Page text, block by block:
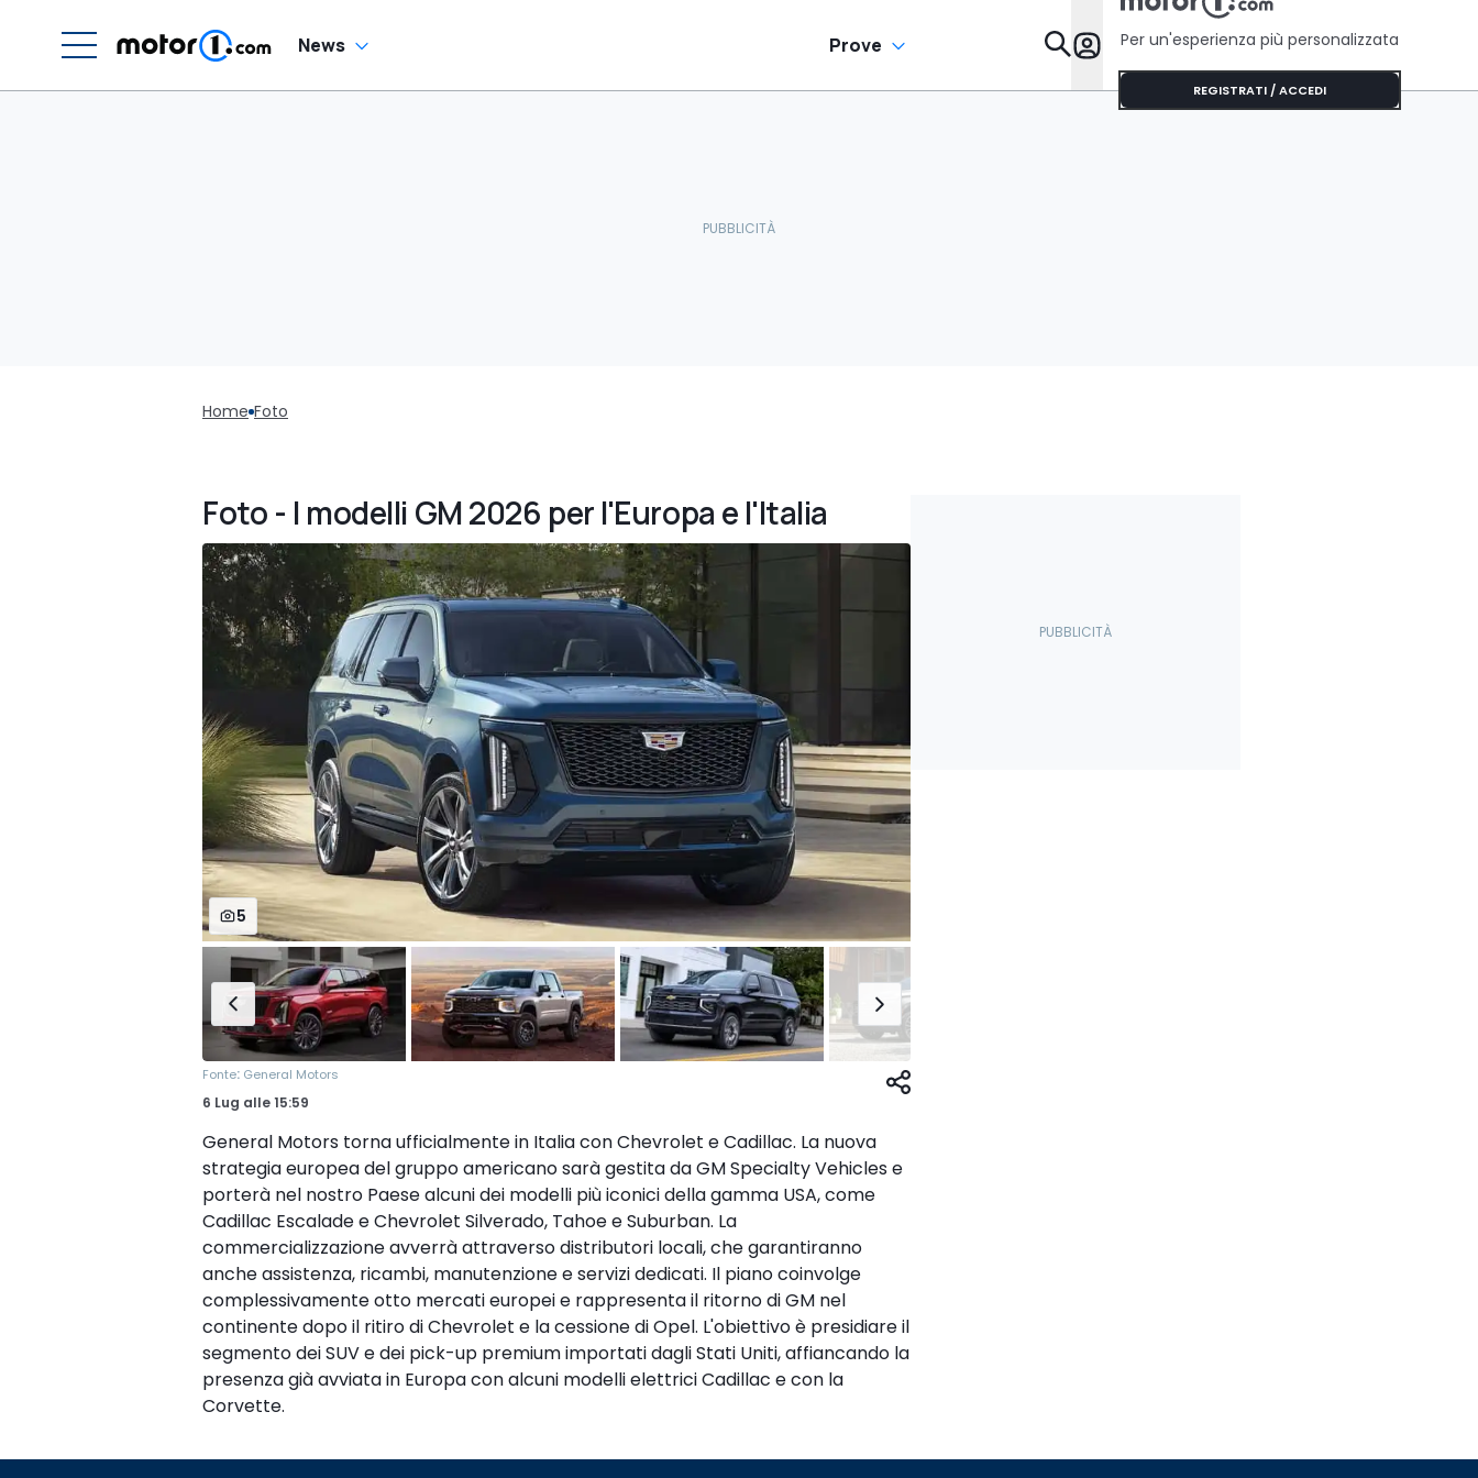
News Prove Da Sapere
Per un'esperienza più personalizzata
REGISTRATI / ACCEDI
Home Foto
Foto - I modelli GM 2026 per l'Europa e l'Italia
5
Fonte: General Motors
6 Lug alle15:59
General Motors torna ufficialmente in Italia con Chevrolet e Cadillac. La nuova
strategia europea del gruppo americano sarà gestita da GM Specialty Vehicles e
porterà nel nostro Paese alcuni dei modelli più iconici della gamma USA, come
Cadillac Escalade e Chevrolet Silverado, Tahoe e Suburban. La
commercializzazione avverrà attraverso distributori locali, che garantiranno
anche assistenza, ricambi, manutenzione e servizi dedicati. Il piano coinvolge
complessivamente otto mercati europei e rappresenta il ritorno di GM nel
continente dopo il ritiro di Chevrolet e la cessione di Opel. L'obiettivo è presidiare il
segmento dei SUV e dei pick-up premium importati dagli Stati Uniti, affiancando la
presenza già avviata in Europa con alcuni modelli elettrici Cadillac e con la
Corvette.